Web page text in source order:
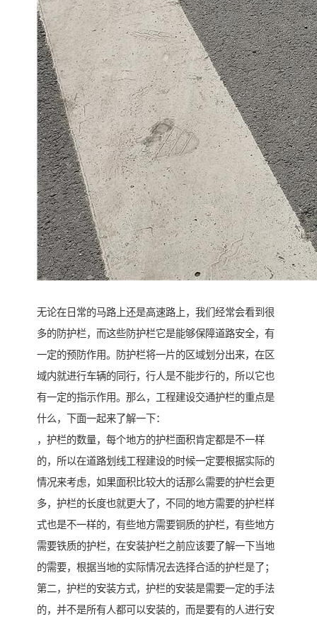
无论在日常的马路上还是高速路上，我们经常会看到很
多的防护栏，而这些防护栏它是能够保障道路安全，有
一定的预防作用。防护栏将一片的区域划分出来，在区
域内就进行车辆的同行，行人是不能步行的，所以它也
有一定的指示作用。那么，工程建设交通护栏的重点是
什么，下面一起来了解一下：
，护栏的数量，每个地方的护栏面积肯定都是不一样
的，所以在道路划线工程建设的时候一定要根据实际的
情况来考虑，如果面积比较大的话那么需要的护栏会更
多，护栏的长度也就更大了，不同的地方需要的护栏样
式也是不一样的，有些地方需要铜质的护栏，有些地方
需要铁质的护栏，在安装护栏之前应该要了解一下当地
的需要，根据当地的实际情况去选择合适的护栏是了；
第二，护栏的安装方式，护栏的安装是需要一定的手法
的，并不是所有人都可以安装的，而是要有的人进行安